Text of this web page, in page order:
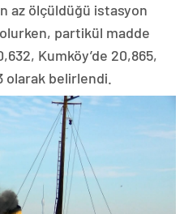
az ölçüldüğü istasyon
partikül madde
Kumköy’de 20,865,
olarak belirlendi.